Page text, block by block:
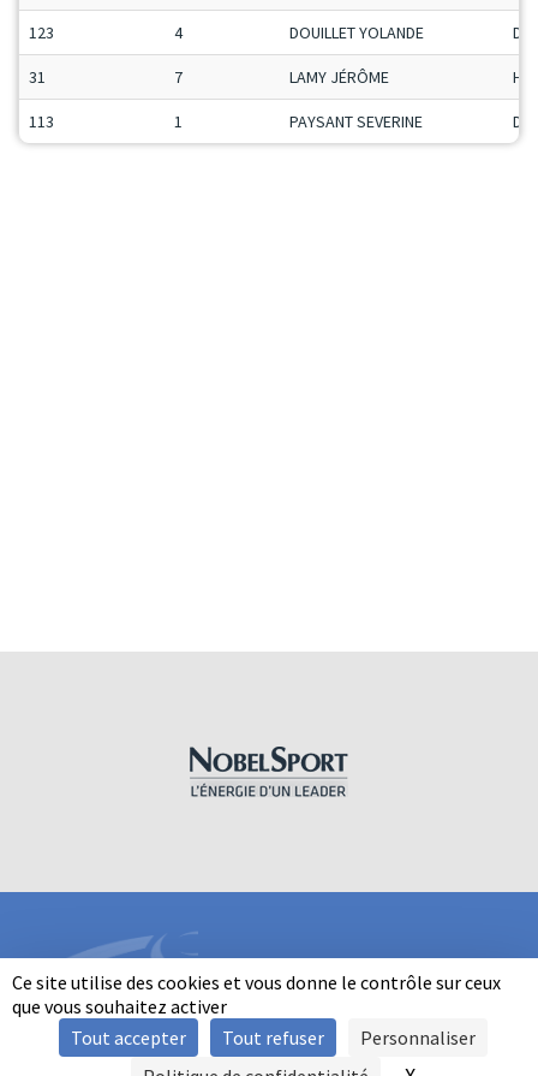
Ce site utilise des cookies et vous donne le contrôle sur ceux
que vous souhaitez activer
Tout accepter
Tout refuser
Personnaliser
123 4 DOUILLET YOLANDE
31 7 LAMY JÉRÔME H-C
113 1 PAYSANT SEVERINE
INFORMATIONS